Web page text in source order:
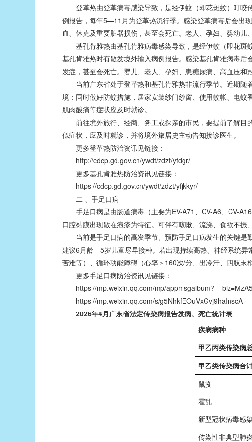
登革热由登革病毒感染导致，是经伊蚊（即花斑蚊）叮咬
例报告，每年5—11月为登革热流行季。感染登革病毒后会出
血、休克及重要脏器损伤，甚至会死亡。老人、孕妇、婴幼儿
基孔肯雅热由基孔肯雅病毒感染导致，是经伊蚊（即花斑
基孔肯雅热时有散发境外输入病例报告。感染基孔肯雅病毒
发症，甚至会死亡。婴儿、老人、孕妇、患糖尿病、高血压和
当前广东省处于登革热和基孔肯雅热非流行季节。近期随
境；同时做好防蚊措施，居家安装纱门纱窗、使用蚊帐、电蚊
肌肉酸痛等症状应及时就诊。
前往境外旅行、经商、务工或探亲的市民，要提前了解目
似症状，应及时就诊，并将境外旅居史主动告知接诊医生。
更多登革热防治资讯见链接：
http://cdcp.gd.gov.cn/ywdt/zdzt/yfdgr/
更多基孔肯雅热防治资讯见链接：
https://cdcp.gd.gov.cn/ywdt/zdzt/yfjkkyr/
二 、手足口病
手足口病是由肠道病毒（主要为EV-A71、CV-A6、CV-A16
口腔黏膜出现散在疱疹为特征。可伴有咳嗽、流涕、食欲不
当前是手足口病的高发季节。预防手足口病发生的关键是
建议6月龄—5岁儿童尽早接种。若出现持续高热、神经系统异
苦难等）、循环功能障碍（心率＞160次/分、出冷汗、四肢末
更多手足口病防治资讯见链接：
https://mp.weixin.qq.com/mp/
https://mp.weixin.qq.com/s/g5NhkfEOuVxGvj9haInscA
2026年4月广东省法定传染病报告发病、死亡统计表
疾病病种
甲乙丙类传染病
甲乙类传染病合
鼠疫
霍乱
新型冠状病毒感染
传染性非典型肺炎